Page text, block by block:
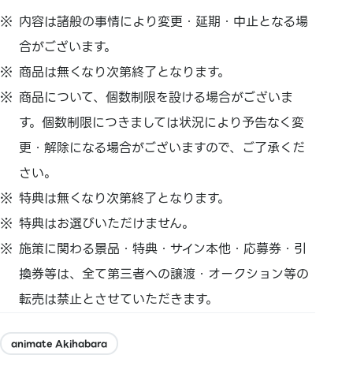
内容は諸般の事情により変更・延期・中止となる場
合がございます。
商品は無くなり次第終了となります。
商品について、個数制限を設ける場合がございま
す。個数制限につきましては状況により予告なく変
更・解除になる場合がございますので、ご了承くだ
さい。
特典は無くなり次第終了となります。
特典はお選びいただけません。
施策に関わる景品・特典・サイン本他・応募券・引
換券等は、全て第三者への譲渡・オークション等の
転売は禁止とさせていただきます。
animate Akihabara